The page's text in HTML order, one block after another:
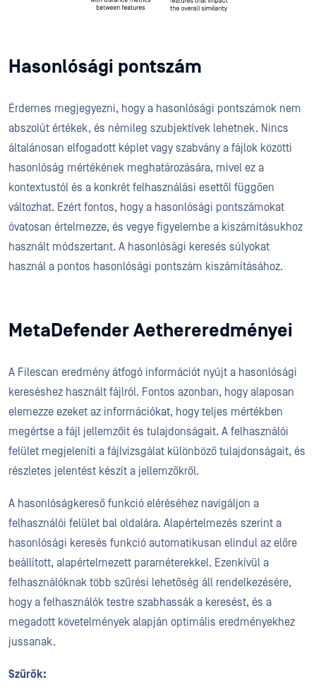
Hasonlósági pontszám
Érdemes megjegyezni, hogy a hasonlósági pontszámok nem
abszolút értékek, és némileg szubjektívek lehetnek. Nincs
általánosan elfogadott képlet vagy szabvány a fájlok közötti
hasonlóság mértékének meghatározására, mivel ez a
kontextustól és a konkrét felhasználási esettől függően
változhat. Ezért fontos, hogy a hasonlósági pontszámokat
óvatosan értelmezze, és vegye figyelembe a kiszámításukhoz
használt módszertant. A hasonlósági keresés súlyokat
használ a pontos hasonlósági pontszám kiszámításához.
MetaDefender Aethereredményei
A Filescan eredmény átfogó információt nyújt a hasonlósági
kereséshez használt fájlról. Fontos azonban, hogy alaposan
elemezze ezeket az információkat, hogy teljes mértékben
megértse a fájl jellemzőit és tulajdonságait. A felhasználói
felület megjeleníti a fájlvizsgálat különböző tulajdonságait, és
részletes jelentést készít a jellemzőkről.
A hasonlóságkereső funkció eléréséhez navigáljon a
felhasználói felület bal oldalára. Alapértelmezés szerint a
hasonlósági keresés funkció automatikusan elindul az előre
beállított, alapértelmezett paraméterekkel. Ezenkívül a
felhasználóknak több szűrési lehetőség áll rendelkezésére,
hogy a felhasználók testre szabhassák a keresést, és a
megadott követelmények alapján optimális eredményekhez
jussanak.
Szűrők: